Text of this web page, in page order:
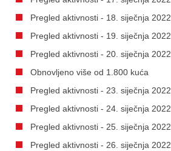
Pregled aktivnosti - 18. siječnja 2022.
Pregled aktivnosti - 19. siječnja 2022.
Pregled aktivnosti - 20. siječnja 2022.
Obnovljeno više od 1.800 kuća
Pregled aktivnosti - 23. siječnja 2022.
Pregled aktivnosti - 24. siječnja 2022.
Pregled aktivnosti - 25. siječnja 2022.
Pregled aktivnosti - 26. siječnja 2022.